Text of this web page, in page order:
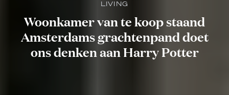
LIVING
Woonkamer van te koop staand
Amsterdams grachtenpand doet
ons denken aan Harry Potter